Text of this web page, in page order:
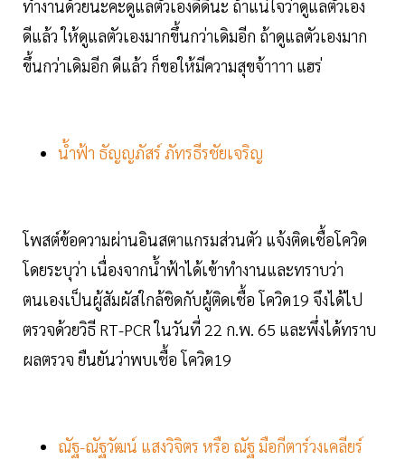
ทำงานด้วยนะคะดูแลตัวเองดีดีนะ ถ้าแน่ใจว่าดูแลตัวเอง
ดีแล้ว ให้ดูแลตัวเองมากขึ้นกว่าเดิมอีก ถ้าดูแลตัวเองมาก
ขึ้นกว่าเดิมอีก ดีแล้ว ก็ขอให้มีความสุขจ้าาาา แฮร่
น้ำฟ้า ธัญญภัสร์ ภัทรธีรชัยเจริญ
โพสต์ข้อความผ่านอินสตาแกรมส่วนตัว แจ้งติดเชื้อโควิด
โดยระบุว่า เนื่องจากน้ำฟ้าได้เข้าทำงานและทราบว่า
ตนเองเป็นผู้สัมผัสใกล้ชิดกับผู้ติดเชื้อ โควิด19 จึงได้ไป
ตรวจด้วยวิธี RT-PCR ในวันที่ 22 ก.พ. 65 และพึ่งได้ทราบ
ผลตรวจ ยืนยันว่าพบเชื้อ โควิด19
ณัฐ-ณัฐวัฒน์ แสงวิจิตร หรือ ณัฐ มือกีตาร์วงเคลียร์